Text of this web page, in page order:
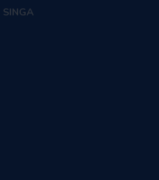
SINGA